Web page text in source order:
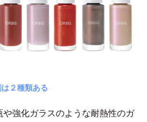
２種類ある
や強化ガラスのような耐熱性のガ